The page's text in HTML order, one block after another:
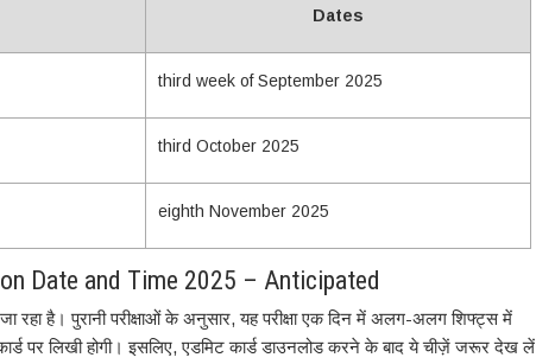
Dates
third week of September 2025
third October 2025
eighth November 2025
Date and Time 2025 – Anticipated
रहा है। पुरानी परीक्षाओं के अनुसार, यह परीक्षा एक दिन में अलग-अलग शिफ्ट्स में
पर लिखी होगी। इसलिए, एडमिट कार्ड डाउनलोड करने के बाद ये चीज़ें जरूर देख लें